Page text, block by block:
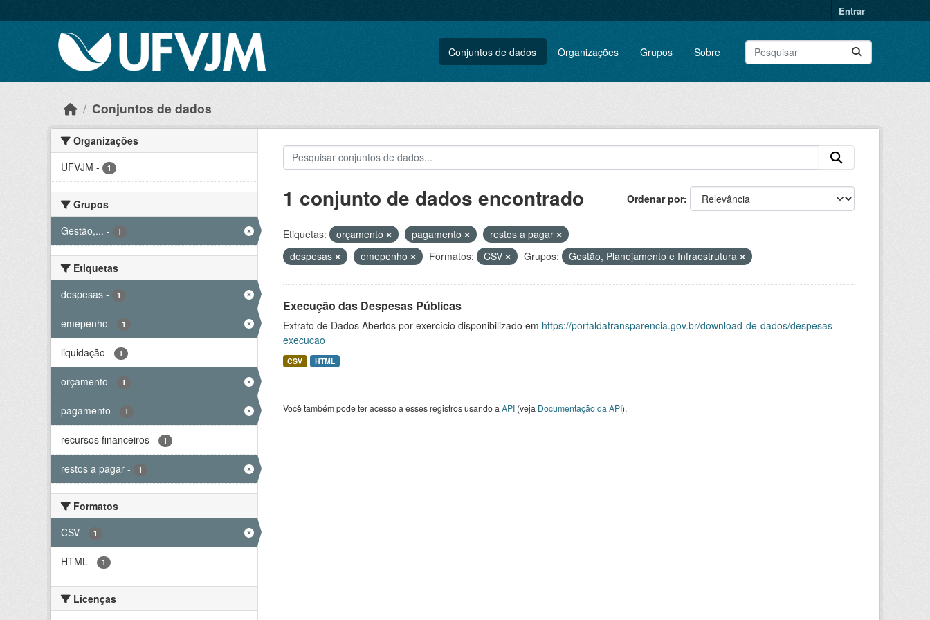
Entrar
Conjuntos de dados Organizações Grupos Sobre
Conjuntos de dados
Organizações
UFVJM - 1
Grupos
Gestão,... - 1
Etiquetas
despesas - 1
emepenho - 1
liquidação - 1
orçamento - 1
pagamento - 1
recursos financeiros - 1
restos a pagar - 1
Formatos
CSV - 1
HTML - 1
Licenças
Ordenar por
1 conjunto de dados encontrado
Etiquetas: orçamento pagamento
restos a pagar
despesas
emepenho Formatos: CSV Grupos: Gestão, Planejamento e Infraestrutura
Execução das Despesas Públicas
Extrato de Dados Abertos por exercício disponibilizado em https://portaldatransparencia.gov.br/download-de-dados/despesas-
execucao
CSV HTML
Você também pode ter acesso a esses registros usando a API(veja Documentação da API).